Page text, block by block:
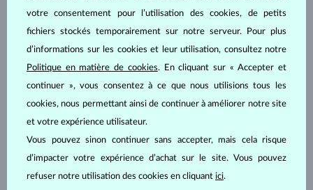
votre consentement pour l’utilisation des cookies, de petits
fichiers stockés temporairement sur notre serveur. Pour plus
d’informations sur les cookies et leur utilisation, consultez notre
Politique en matière de cookies. En cliquant sur « Accepter et
continuer », vous consentez à ce que nous utilisions tous les
cookies, nous permettant ainsi de continuer à améliorer notre site
et votre expérience utilisateur.
Vous pouvez sinon continuer sans accepter, mais cela risque
d’impacter votre expérience d’achat sur le site. Vous pouvez
refuser notre utilisation des cookies en cliquant ici.